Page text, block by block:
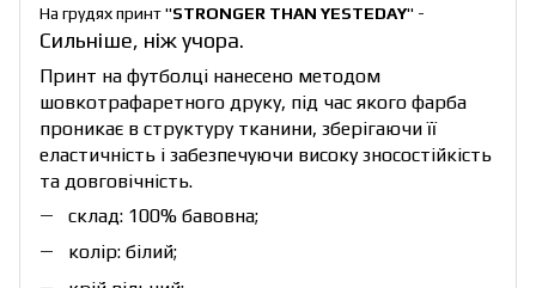
На грудях принт "STRONGER THAN YESTEDAY" -
Сильніше, ніж учора.
Принт на футболці нанесено методом
шовкотрафаретного друку, під час якого фарба
проникає в структуру тканини, зберігаючи її
еластичність і забезпечуючи високу зносостійкість
та довговічність.
склад: 100% бавовна;
колір: білий;